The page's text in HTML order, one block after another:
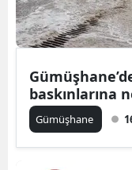
baskınlarına
Gümüşhane